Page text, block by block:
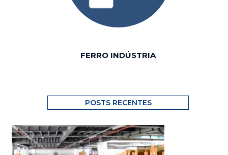
FERRO INDÚSTRIA
POSTS RECENTES